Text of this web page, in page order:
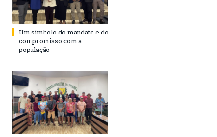
Um símbolo do mandato e do
compromisso com a
população